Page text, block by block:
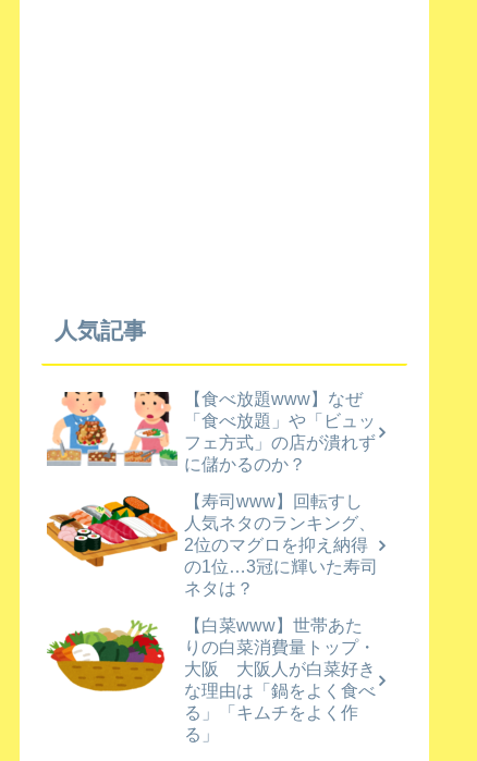
人気記事
【食べ放題www】なぜ
「食べ放題」や「ビュッ
フェ方式」の店が潰れず
に儲かるのか？
【寿司www】回転すし
人気ネタのランキング、
2位のマグロを抑え納得
の1位…3冠に輝いた寿司
ネタは？
【白菜www】世帯あた
りの白菜消費量トップ・
大阪 大阪人が白菜好き
な理由は「鍋をよく食べ
る」「キムチをよく作
る」